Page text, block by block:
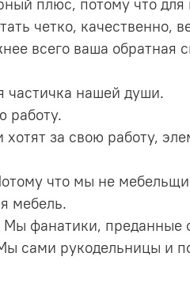
плюс, потому что для
четко, качественно,
всего ваша обратная
частичка нашей души.
работу.
за свою работу,
что мы не
мебель.
фанатики, преданные
сами рукодельницы и